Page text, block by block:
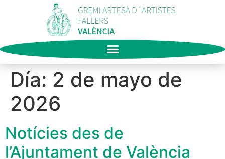
Día: 2 de mayo de
2026
Notícies des de
l’Ajuntament de València